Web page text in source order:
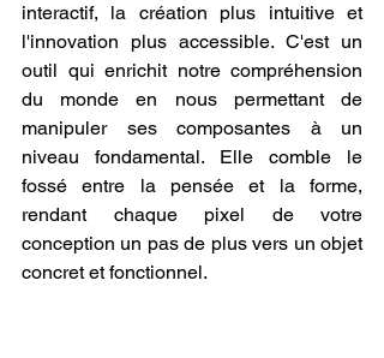
interactif, la création plus intuitive et
l'innovation plus accessible. C'est un
outil qui enrichit notre compréhension
du monde en nous permettant de
manipuler ses composantes à un
niveau fondamental. Elle comble le
fossé entre la pensée et la forme,
rendant chaque pixel de votre
conception un pas de plus vers un objet
concret et fonctionnel.